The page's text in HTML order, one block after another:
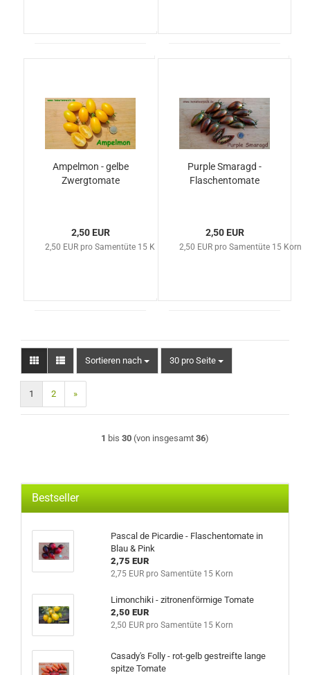
Ampelmon - gelbe
Zwergtomate
2,50 EUR
2,50 EUR pro Samentüte 15 Korn
Purple Smaragd -
Flaschentomate
2,50 EUR
2,50 EUR pro Samentüte 15 Korn
Sortieren nach
Sortieren nach 30 pro Seite
pro Seite
1 2 »
1 bis 30 (von insgesamt 36)
Bestseller
Pascal de Picardie - Flaschentomate in
Blau & Pink
2,75 EUR
2,75 EUR pro Samentüte 15 Korn
Limonchiki - zitronenförmige Tomate
2,50 EUR
2,50 EUR pro Samentüte 15 Korn
Casady's Folly - rot-gelb gestreifte lange
spitze Tomate